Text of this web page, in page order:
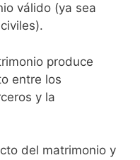
válido (ya sea
produce
entre los
y la
del matrimonio y